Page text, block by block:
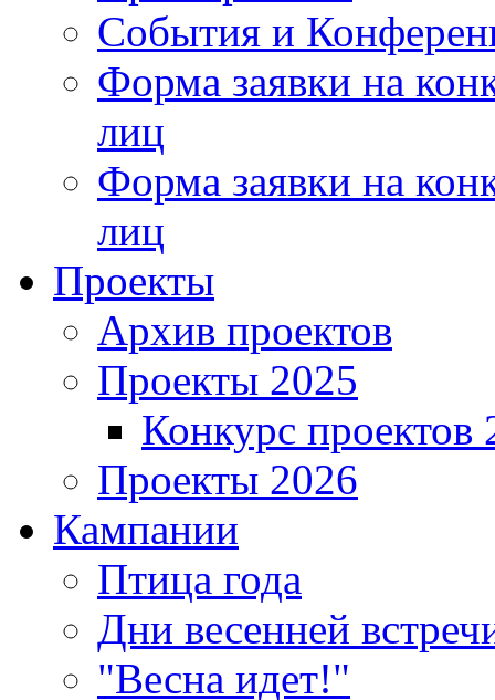
События и
Форма заявки на
лиц
Форма заявки на
лиц
Проекты
Архив проектов
Проекты 2025
Конкурс проектов
Проекты 2026
Кампании
Птица года
Дни весенней
"Весна идет!"